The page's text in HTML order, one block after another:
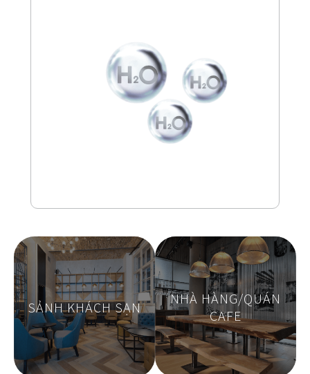
SẢNH KHÁCH SẠN
NHÀ HÀNG/QUÁN
CAFE